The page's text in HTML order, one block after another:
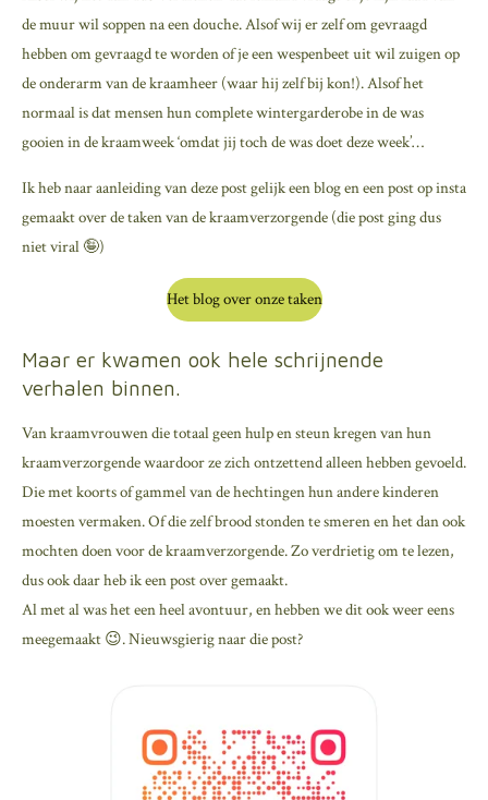
de muur wil soppen na een douche. Alsof wij er zelf om gevraagd
hebben om gevraagd te worden of je een wespenbeet uit wil zuigen op
de onderarm van de kraamheer (waar hij zelf bij kon!). Alsof het
normaal is dat mensen hun complete wintergarderobe in de was
gooien in de kraamweek ‘omdat jij toch de was doet deze week’…
Ik heb naar aanleiding van deze post gelijk een blog en een post op insta
gemaakt over de taken van de kraamverzorgende (die post ging dus
niet viral 🤪)
Het blog over onze taken
Maar er kwamen ook hele schrijnende
verhalen binnen.
Van kraamvrouwen die totaal geen hulp en steun kregen van hun
kraamverzorgende waardoor ze zich ontzettend alleen hebben gevoeld.
Die met koorts of gammel van de hechtingen hun andere kinderen
moesten vermaken. Of die zelf brood stonden te smeren en het dan ook
mochten doen voor de kraamverzorgende. Zo verdrietig om te lezen,
dus ook daar heb ik een post over gemaakt.
Al met al was het een heel avontuur, en hebben we dit ook weer eens
meegemaakt 😉. Nieuwsgierig naar die post?